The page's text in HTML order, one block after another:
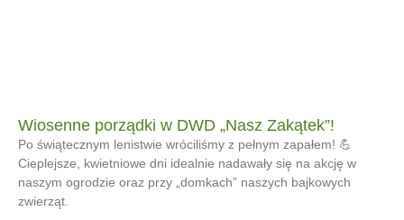
Wiosenne porządki w DWD „Nasz Zakątek”!
Po świątecznym lenistwie wróciliśmy z pełnym zapałem! 💪
Cieplejsze, kwietniowe dni idealnie nadawały się na akcję w
naszym ogrodzie oraz przy „domkach” naszych bajkowych
zwierząt.